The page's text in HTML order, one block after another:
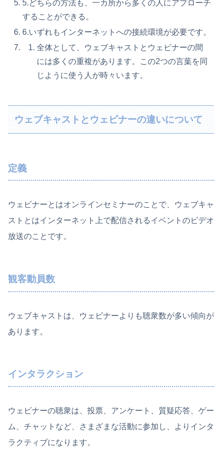
5.どちらの方法も、一カ所から多くの人にアプローチ
することができる。
6.いずれもインターネットへの接続環境が必要です。
全体として、ウェブキャストとウェビナーの間
には多くの重複があります。この2つの言葉を同
じように使う人が時々います。
ウェブキャストとウェビナーの違いについて
定義
ウェビナーとはオンラインセミナーのことで、ウェブキャ
ストとはインターネット上で配信されるイベントのビデオ
放送のことです。
観客動員数
ウェブキャストは、ウェビナーよりも聴衆数が多い傾向が
あります。
インタラクション
ウェビナーの聴衆は、投票、アンケート、質疑応答、ゲー
ム、チャットなど、さまざまな活動に参加し、よりインタ
ラクティブになります。